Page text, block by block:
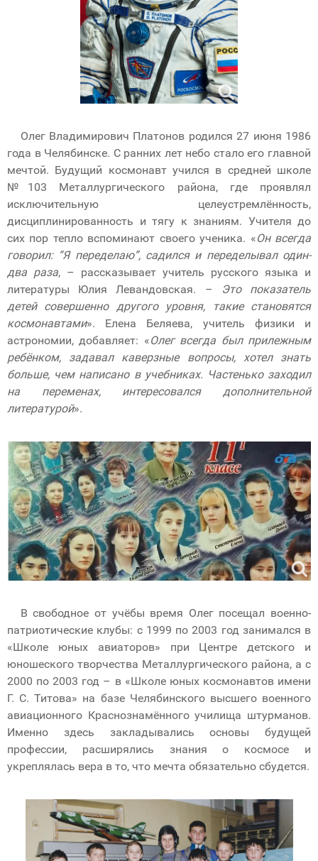
Олег Владимирович Платонов родился 27 июня 1986
года в Челябинске. С ранних лет небо стало его главной
мечтой. Будущий космонавт учился в средней школе
№103 Металлургического района, где проявлял
исключительную целеустремлённость,
дисциплинированность и тягу к знаниям. Учителя до
сих пор тепло вспоминают своего ученика. «Он всегда
говорил: “Я переделаю”, садился и переделывал один-
два раза, – рассказывает учитель русского языка и
литературы Юлия Левандовская. –
Это показатель
детей совершенно другого уровня, такие становятся
космонавтами». Елена Беляева, учитель физики и
астрономии, добавляет: «Олег всегда был прилежным
ребёнком, задавал каверзные вопросы, хотел знать
больше, чем написано в учебниках. Частенько заходил
на переменах, интересовался дополнительной
литературой».
В свободное от учёбы время Олег посещал военно-
патриотические клубы: с 1999 по 2003 год занимался в
«Школе юных авиаторов» при Центре детского и
юношеского творчества Металлургического района, а с
2000 по 2003 год – в «Школе юных космонавтов имени
Г. С. Титова» на базе Челябинского высшего военного
авиационного Краснознамённого училища штурманов.
Именно здесь закладывались основы будущей
профессии, расширялись знания о космосе и
укреплялась вера в то, что мечта обязательно сбудется.